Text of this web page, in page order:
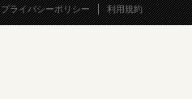
プライバシーポリシー 利用規約